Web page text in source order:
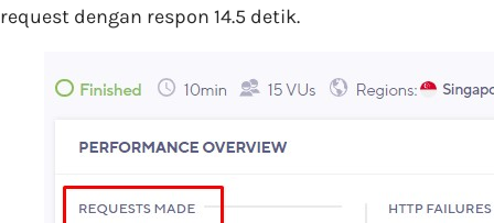
request dengan respon 14.5 detik.